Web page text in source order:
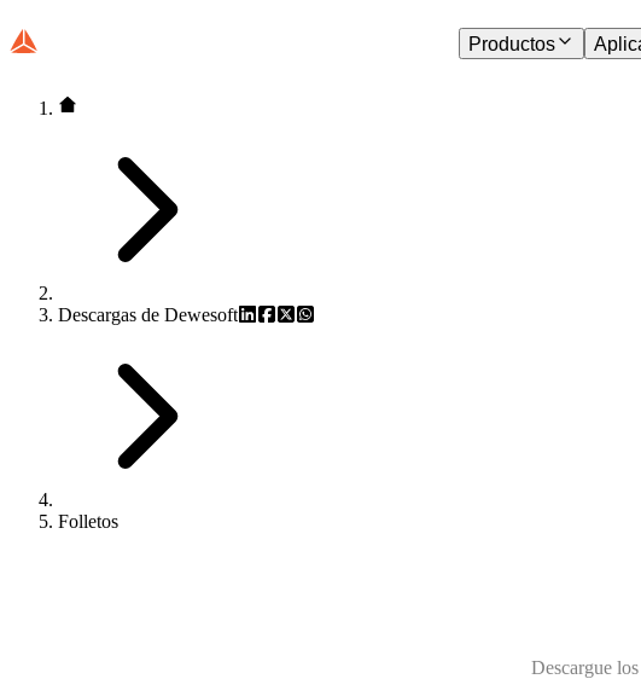
Productos
Descargas de Dewesoft
Folletos
Descargue